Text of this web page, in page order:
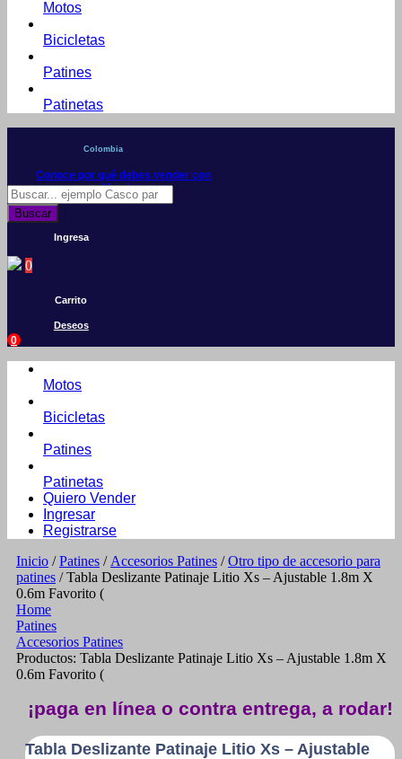
Motos
Bicicletas
Patines
Patinetas
Colombia
Conoce por qué debes vender con
Mercleta
Búsqueda
de
productos
Buscar
Ingresa
0
Carrito
Deseos
0
Motos
Bicicletas
Patines
Patinetas
Quiero Vender
Ingresar
Registrarse
Inicio /Patines / Accesorios Patines /Otro tipo de accesorio para
patines / Tabla Deslizante Patinaje Litio Xs – Ajustable 1.8m X
0.6m Favorito (
Home
Patines
Accesorios Patines
Productos: Tabla Deslizante Patinaje Litio Xs – Ajustable 1.8m X
0.6m Favorito (
¡paga en línea o contra entrega, a rodar!
Tabla Deslizante Patinaje Litio Xs – Ajustable